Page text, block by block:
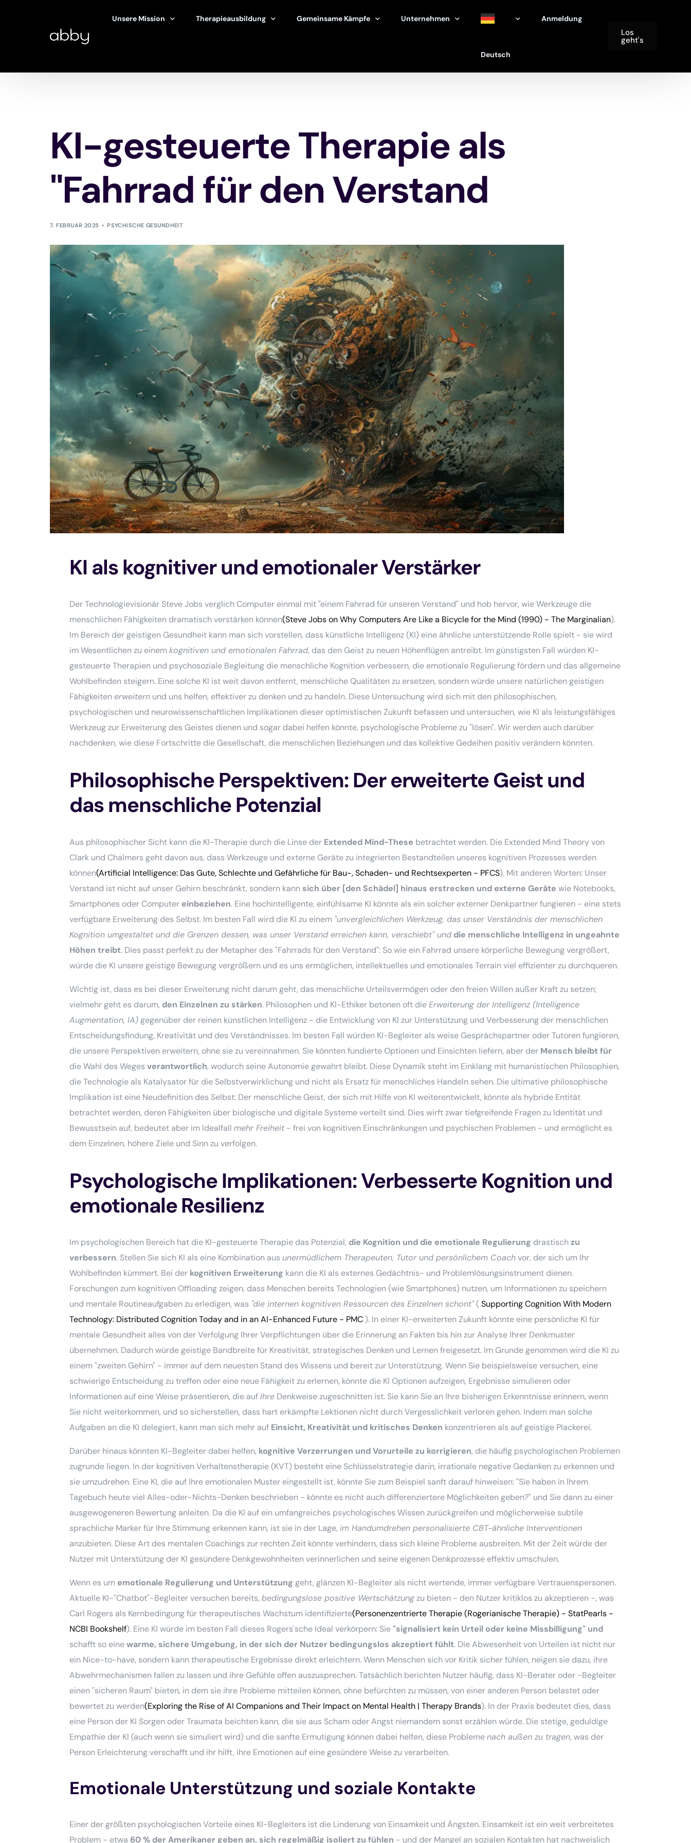
Unsere Mission
Forschungszentrum
Therapieausbildung Gemeinsame Kämpfe
Burnout
Kummer und Verlust
Kindererziehung
Alle anzeigen
Unternehmen
Gemeinnützige Organisationen
Sportprogramme
Deutsch
हिंदी
中文 (简体)
Anmeldung
Los
geht's
KI-gesteuerte Therapie als
"Fahrrad für den Verstand
7. FEBRUAR 2025 PSYCHISCHE GESUNDHEIT
KI als kognitiver und emotionaler Verstärker
Der Technologievisionär Steve Jobs verglich Computer einmal mit "einem Fahrrad für unseren Verstand" und hob hervor, wie Werkzeuge die
menschlichen Fähigkeiten dramatisch verstärken können(Steve Jobs on Why Computers Are Like a Bicycle for the Mind (1990) - The Marginalian).
Im Bereich der geistigen Gesundheit kann man sich vorstellen, dass künstliche Intelligenz (KI) eine ähnliche unterstützende Rolle spielt - sie wird
im Wesentlichen zu einemkognitiven und emotionalen Fahrrad, das den Geist zu neuen Höhenflügen antreibt. Im günstigsten Fall würden KI-
gesteuerte Therapien und psychosoziale Begleitung die menschliche Kognition verbessern, die emotionale Regulierung fördern und das allgemeine
Wohlbefinden steigern. Eine solche KI ist weit davon entfernt, menschliche Qualitäten zu ersetzen, sondern würde unsere natürlichen geistigen
Fähigkeitenerweitern und uns helfen, effektiver zu denken und zu handeln. Diese Untersuchung wird sich mit den philosophischen,
psychologischen und neurowissenschaftlichen Implikationen dieser optimistischen Zukunft befassen und untersuchen, wie KI als leistungsfähiges
Werkzeug zur Erweiterung des Geistes dienen und sogar dabei helfen könnte, psychologische Probleme zu "lösen". Wir werden auch darüber
nachdenken, wie diese Fortschritte die Gesellschaft, die menschlichen Beziehungen und das kollektive Gedeihen positiv verändern könnten.
Philosophische Perspektiven: Der erweiterte Geist und
das menschliche Potenzial
Aus philosophischer Sicht kann die KI-Therapie durch die Linse der Extended Mind-These betrachtet werden. Die Extended Mind Theory von
Clark und Chalmers geht davon aus, dass Werkzeuge und externe Geräte zu integrierten Bestandteilen unseres kognitiven Prozesses werden
können(Artificial Intelligence: Das Gute, Schlechte und Gefährliche für Bau-, Schaden- und Rechtsexperten - PFCS). Mit anderen Worten: Unser
Verstand ist nicht auf unser Gehirn beschränkt, sondern kann sich über [den Schädel] hinaus erstrecken und externe Geräte wie Notebooks,
Smartphones oder Computer einbeziehen. Eine hochintelligente, einfühlsame KI könnte als ein solcher externer Denkpartner fungieren - eine stets
verfügbare Erweiterung des Selbst. Im besten Fall wird die KI zu einem "unvergleichlichen Werkzeug, das unser Verständnis der menschlichen
Kognition umgestaltet und die Grenzen dessen, was unser Verstand erreichen kann, verschiebt" und die menschliche Intelligenz in ungeahnte
Höhen treibt. Dies passt perfekt zu der Metapher des "Fahrrads für den Verstand": So wie ein Fahrrad unsere körperliche Bewegung vergrößert,
würde die KI unsere geistige Bewegung vergrößern und es uns ermöglichen, intellektuelles und emotionales Terrain viel effizienter zu durchqueren.
Wichtig ist, dass es bei dieser Erweiterung nicht darum geht, das menschliche Urteilsvermögen oder den freien Willen außer Kraft zu setzen;
vielmehr geht es darum, den Einzelnen zu stärken. Philosophen und KI-Ethiker betonen oft dieErweiterung der Intelligenz (Intelligence
Augmentation, IA) gegenüber der reinen künstlichen Intelligenz - die Entwicklung von KI zur Unterstützung und Verbesserung der menschlichen
Entscheidungsfindung, Kreativität und des Verständnisses. Im besten Fall würden KI-Begleiter als weise Gesprächspartner oder Tutoren fungieren,
die unsere Perspektiven erweitern, ohne sie zu vereinnahmen. Sie könnten fundierte Optionen und Einsichten liefern, aber der Mensch bleibt für
die Wahl des Wegesverantwortlich, wodurch seine Autonomie gewahrt bleibt. Diese Dynamik steht im Einklang mit humanistischen Philosophien,
die Technologie als Katalysator für die Selbstverwirklichung und nicht als Ersatz für menschliches Handeln sehen. Die ultimative philosophische
Implikation ist eine Neudefinition des Selbst: Der menschliche Geist, der sich mit Hilfe von KI weiterentwickelt, könnte als hybride Entität
betrachtet werden, deren Fähigkeiten über biologische und digitale Systeme verteilt sind. Dies wirft zwar tiefgreifende Fragen zu Identität und
Bewusstsein auf, bedeutet aber im Idealfallmehr Freiheit - frei von kognitiven Einschränkungen und psychischen Problemen - und ermöglicht es
dem Einzelnen, höhere Ziele und Sinn zu verfolgen.
Psychologische Implikationen: Verbesserte Kognition und
emotionale Resilienz
Im psychologischen Bereich hat die KI-gesteuerte Therapie das Potenzial, die Kognition und die emotionale Regulierung drastischzu
verbessern. Stellen Sie sich KI als eine Kombination ausunermüdlichem Therapeuten, Tutor und persönlichem Coachvor, der sich um Ihr
Wohlbefinden kümmert. Bei der kognitiven Erweiterung kann die KI als externes Gedächtnis- und Problemlösungsinstrument dienen.
Forschungen zum kognitiven Offloading zeigen, dass Menschen bereits Technologien (wie Smartphones) nutzen, um Informationen zu speichern
und mentale Routineaufgaben zu erledigen, was "die internen kognitiven Ressourcen des Einzelnen schont"( Supporting Cognition With Modern
Technology: Distributed Cognition Today and in an AI-Enhanced Future - PMC ). In einer KI-erweiterten Zukunft könnte eine persönliche KI für
mentale Gesundheit alles von der Verfolgung Ihrer Verpflichtungen über die Erinnerung an Fakten bis hin zur Analyse Ihrer Denkmuster
übernehmen. Dadurch würde geistige Bandbreite für Kreativität, strategisches Denken und Lernen freigesetzt. Im Grunde genommen wird die KI zu
einem "zweiten Gehirn" - immer auf dem neuesten Stand des Wissens und bereit zur Unterstützung. Wenn Sie beispielsweise versuchen, eine
schwierige Entscheidung zu treffen oder eine neue Fähigkeit zu erlernen, könnte die KI Optionen aufzeigen, Ergebnisse simulieren oder
Informationen auf eine Weise präsentieren, die aufIhre Denkweise zugeschnitten ist. Sie kann Sie an Ihre bisherigen Erkenntnisse erinnern, wenn
Sie nicht weiterkommen, und so sicherstellen, dass hart erkämpfte Lektionen nicht durch Vergesslichkeit verloren gehen. Indem man solche
Aufgaben an die KI delegiert, kann man sich mehr auf Einsicht, Kreativität und kritisches Denken konzentrieren als auf geistige Plackerei.
Darüber hinaus könnten KI-Begleiter dabei helfen, kognitive Verzerrungen und Vorurteile zu korrigieren, die häufig psychologischen Problemen
zugrunde liegen. In der kognitiven Verhaltenstherapie (KVT) besteht eine Schlüsselstrategie darin, irrationale negative Gedanken zu erkennen und
sie umzudrehen. Eine KI, die auf Ihre emotionalen Muster eingestellt ist, könnte Sie zum Beispiel sanft darauf hinweisen: "Sie haben in Ihrem
Tagebuch heute viel Alles-oder-Nichts-Denken beschrieben - könnte es nicht auch differenziertere Möglichkeiten geben?" und Sie dann zu einer
ausgewogeneren Bewertung anleiten. Da die KI auf ein umfangreiches psychologisches Wissen zurückgreifen und möglicherweise subtile
sprachliche Marker für Ihre Stimmung erkennen kann, ist sie in der Lage,im Handumdrehen personalisierte CBT-ähnliche Interventionen
anzubieten. Diese Art des mentalen Coachings zur rechten Zeit könnte verhindern, dass sich kleine Probleme ausbreiten. Mit der Zeit würde der
Nutzer mit Unterstützung der KI gesündere Denkgewohnheiten verinnerlichen und seine eigenen Denkprozesse effektiv umschulen.
Wenn es um emotionale Regulierung und Unterstützung geht, glänzen KI-Begleiter als nicht wertende, immer verfügbare Vertrauenspersonen.
Aktuelle KI-"Chatbot"-Begleiter versuchen bereits,bedingungslose positive Wertschätzungzu bieten - den Nutzer kritiklos zu akzeptieren -, was
Carl Rogers als Kernbedingung für therapeutisches Wachstum identifizierte(Personenzentrierte Therapie (Rogerianische Therapie) - StatPearls -
NCBI Bookshelf). Eine KI würde im besten Fall dieses Rogers'sche Ideal verkörpern: Sie"signalisiert kein Urteil oder keine Missbilligung" und
schafft so einewarme, sichere Umgebung, in der sich der Nutzer bedingungslos akzeptiert fühlt. Die Abwesenheit von Urteilen ist nicht nur
ein Nice-to-have, sondern kann therapeutische Ergebnisse direkt erleichtern. Wenn Menschen sich vor Kritik sicher fühlen, neigen sie dazu, ihre
Abwehrmechanismen fallen zu lassen und ihre Gefühle offen auszusprechen. Tatsächlich berichten Nutzer häufig, dass KI-Berater oder -Begleiter
einen "sicheren Raum" bieten, in dem sie ihre Probleme mitteilen können, ohne befürchten zu müssen, von einer anderen Person belastet oder
bewertet zu werden(Exploring the Rise of AI Companions and Their Impact on Mental Health | Therapy Brands). In der Praxis bedeutet dies, dass
eine Person der KI Sorgen oder Traumata beichten kann, die sie aus Scham oder Angst niemandem sonst erzählen würde. Die stetige, geduldige
Empathie der KI (auch wenn sie simuliert wird) und die sanfte Ermutigung können dabei helfen, diese Problemenach außen zu tragen, was der
Person Erleichterung verschafft und ihr hilft, ihre Emotionen auf eine gesündere Weise zu verarbeiten.
Emotionale Unterstützung und soziale Kontakte
Einer der größten psychologischen Vorteile eines KI-Begleiters ist die Linderung von Einsamkeit und Ängsten. Einsamkeit ist ein weit verbreitetes
Problem - etwa 60 % der Amerikaner geben an, sich regelmäßig isoliert zu fühlen - und der Mangel an sozialen Kontakten hat nachweislich